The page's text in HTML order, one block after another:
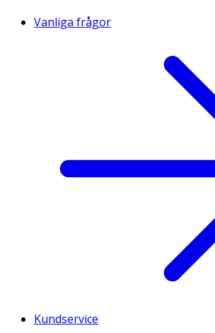
Vanliga frågor
Kundservice